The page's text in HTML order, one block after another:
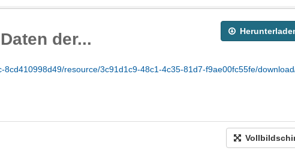
der...
resource/3c91d1c9-48c1-4c35-81d7-f9ae00fc55fe/download/